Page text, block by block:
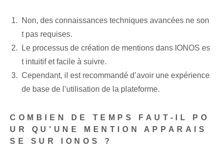
Non, des connaissances techniques avancées ne son
t pas requises.
Le processus de création de mentions dans IONOS es
t intuitif et facile à suivre.
Cependant, il est recommandé d’avoir une expérience
de base de l’utilisation de la plateforme.
COMBIEN DE TEMPS FAUT-IL PO
UR QU'UNE MENTION APPARAIS
SE SUR IONOS ?